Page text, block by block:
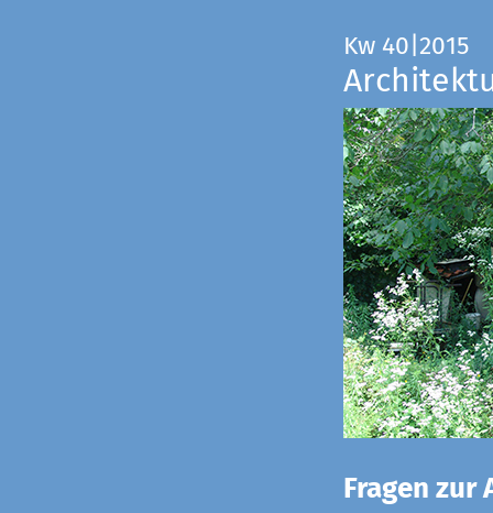
Kw 40|2015
Fragen